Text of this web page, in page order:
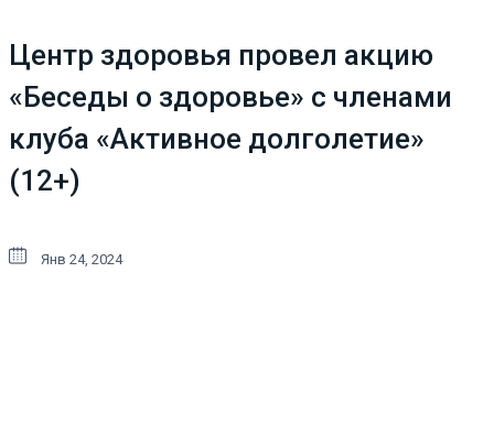
Центр здоровья провел акцию
«Беседы о здоровье» с членами
клуба «Активное долголетие»
(12+)
Янв 24, 2024